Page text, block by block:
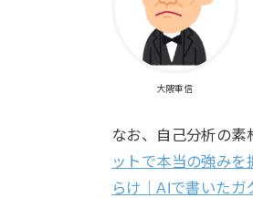
大隈重信
なお、自己分析の素
ットで本当の強みを
らけ｜AIで書いた